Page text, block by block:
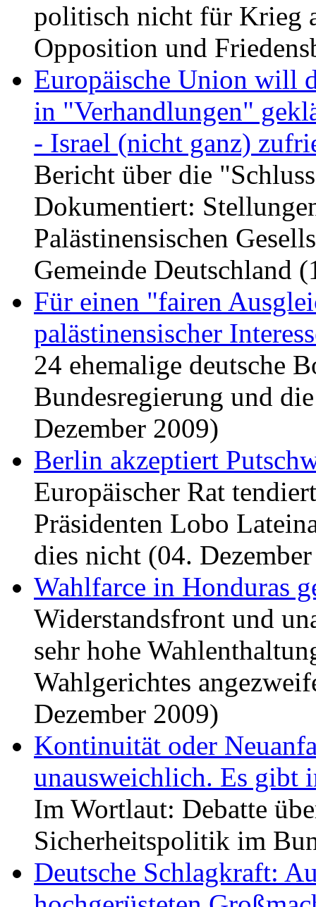
politisch nicht für Krieg
Opposition und
Europäische Union will
in "Verhandlungen"
- Israel (nicht ganz)
Bericht über die
Dokumentiert:
Palästinensischen
Gemeinde Deutschland
Für einen "fairen
palästinensischer
24 ehemalige deutsche
Bundesregierung und
Dezember 2009)
Berlin akzeptiert
Europäischer Rat
Präsidenten Lobo
dies nicht (04.
Wahlfarce in Honduras
Widerstandsfront und
sehr hohe
Wahlgerichtes
Dezember 2009)
Kontinuität oder
unausweichlich. Es gibt
Im Wortlaut: Debatte
Sicherheitspolitik im
Deutsche Schlagkraft: